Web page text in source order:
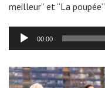
meilleur” et “La poupée”
Lecteur
audio
00:00